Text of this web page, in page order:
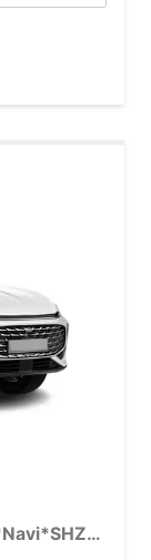
Luxury HEV+ 224PS Android Auto*Navi*SHZ*360° Kamera*Keyless*Leder*E-Heck/PDC v/h*